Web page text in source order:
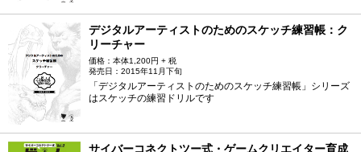
デジタルアーティストのためのスケッチ練習帳：ク
リーチャー
価格：本体1,200円 + 税
発売日：2015年11月下旬
「デジタルアーティストのためのスケッチ練習帳」シリーズ
はスケッチの練習ドリルです
サイバーコネクトツー式・ゲームクリエイター育成